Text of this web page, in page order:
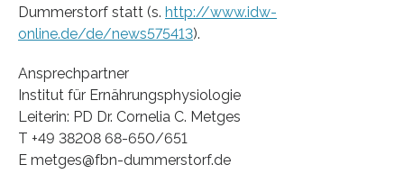
Dummerstorf statt (s. http://www.idw-
online.de/de/news575413).
Ansprechpartner
Institut für Ernährungsphysiologie
Leiterin: PD Dr. Cornelia C. Metges
T +49 38208 68-650/651
E metges@fbn-dummerstorf.de